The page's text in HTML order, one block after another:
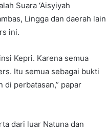
Suara ‘Aisyiyah
Lingga dan daerah lain
ini.
Kepri. Karena semua
Itu semua sebagai bukti
di perbatasan,” papar
dari luar Natuna dan